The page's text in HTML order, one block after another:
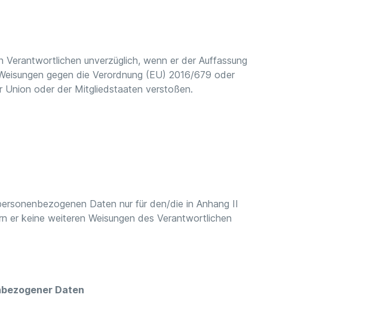
unverzüglich, wenn er der Auffassung
gegen die Verordnung (EU) 2016/679 oder
Union oder der Mitgliedstaaten verstoßen.
Daten nur für den/die in Anhang II
er keine weiteren Weisungen des Verantwortlichen
Daten